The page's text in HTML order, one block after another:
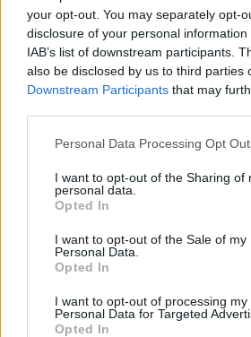
your opt-out. You may separately opt-
disclosure of your personal
IAB’s list of downstream participants.
also be disclosed by us to third parties
Downstream Participants that may
Personal Data Processing Opt
I want to opt-out of the Sharing of
personal data.
Opted In
I want to opt-out of the Sale of my
Personal Data.
Opted In
I want to opt-out of processing my
Personal Data for Targeted
Opted In
Edellinen artikkeli
Leijonat on rautaa – Sakari
hattutempun
LIITTYVÄT ARTIKKELIT LISÄÄ